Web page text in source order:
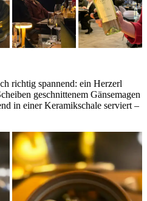
richtig spannend: ein Herzerl
geschnittenem Gänsemagen
in einer Keramikschale serviert –